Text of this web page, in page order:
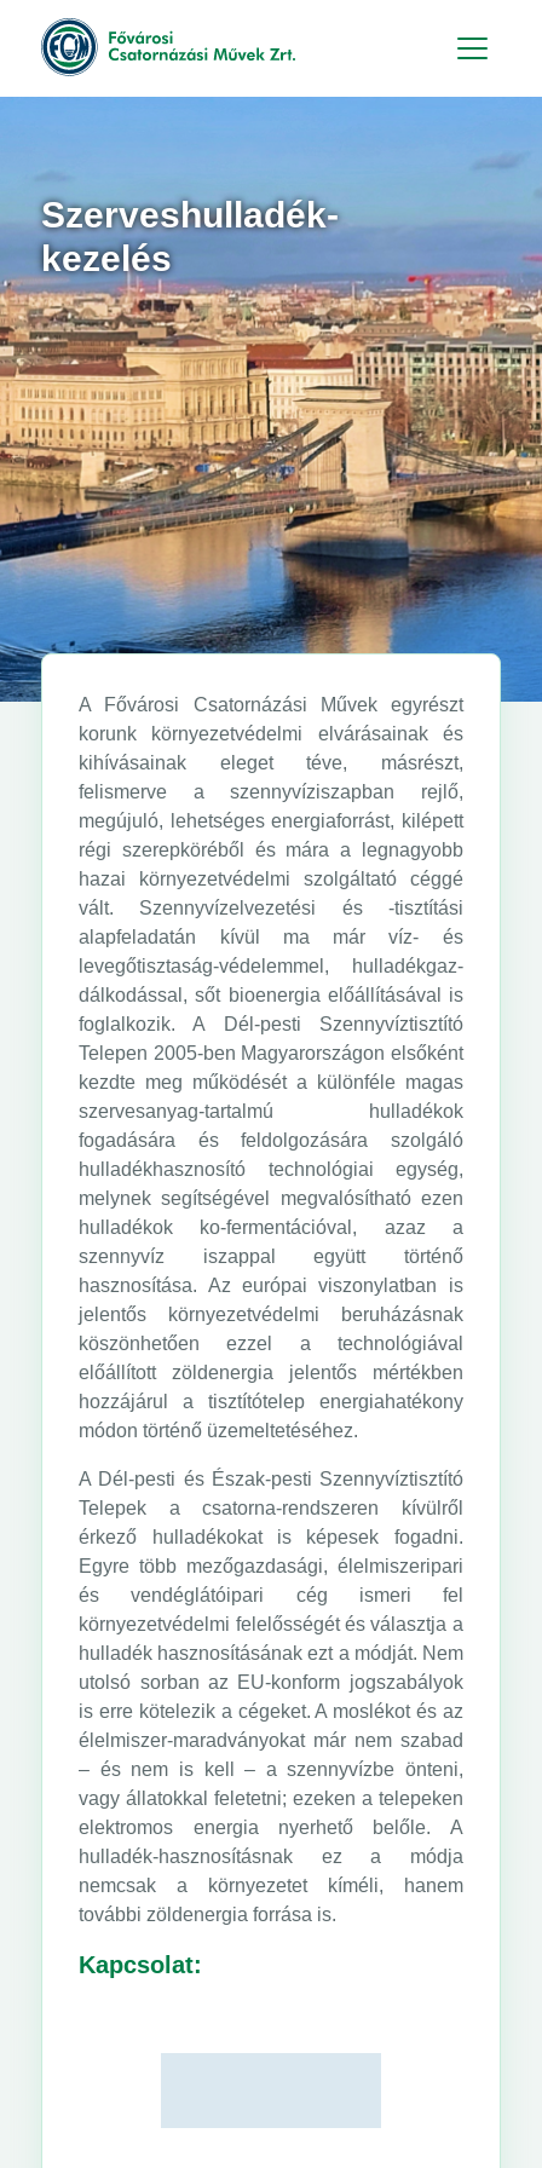
Szerveshulladék-
kezelés
A Fővárosi Csatornázási Művek egyrészt
korunk környezetvédelmi elvárásainak és
kihívásainak eleget téve, másrészt,
felismerve a szennyvíziszapban rejlő,
megújuló, lehetséges energiaforrást, kilépett
régi szerepköréből és mára a legnagyobb
hazai környezetvédelmi szolgáltató céggé
vált. Szennyvízelvezetési és -tisztítási
alapfeladatán kívül ma már víz- és
levegőtisztaság-védelemmel, hulladékgaz-
dálkodással, sőt bioenergia előállításával is
foglalkozik. A Dél-pesti Szennyvíztisztító
Telepen 2005-ben Magyarországon elsőként
kezdte meg működését a különféle magas
szervesanyag-tartalmú hulladékok
fogadására és feldolgozására szolgáló
hulladékhasznosító technológiai egység,
melynek segítségével megvalósítható ezen
hulladékok ko-fermentációval, azaz a
szennyvíz iszappal együtt történő
hasznosítása. Az európai viszonylatban is
jelentős környezetvédelmi beruházásnak
köszönhetően ezzel a technológiával
előállított zöldenergia jelentős mértékben
hozzájárul a tisztítótelep energiahatékony
módon történő üzemeltetéséhez.
A Dél-pesti és Észak-pesti Szennyvíztisztító
Telepek a csatorna-rendszeren kívülről
érkező hulladékokat is képesek fogadni.
Egyre több mezőgazdasági, élelmiszeripari
és vendéglátóipari cég ismeri fel
környezetvédelmi felelősségét és választja a
hulladék hasznosításának ezt a módját. Nem
utolsó sorban az EU-konform jogszabályok
is erre kötelezik a cégeket. A moslékot és az
élelmiszer-maradványokat már nem szabad
– és nem is kell – a szennyvízbe önteni,
vagy állatokkal feletetni; ezeken a telepeken
elektromos energia nyerhető belőle. A
hulladék-hasznosításnak ez a módja
nemcsak a környezetet kíméli, hanem
további zöldenergia forrása is.
Kapcsolat: